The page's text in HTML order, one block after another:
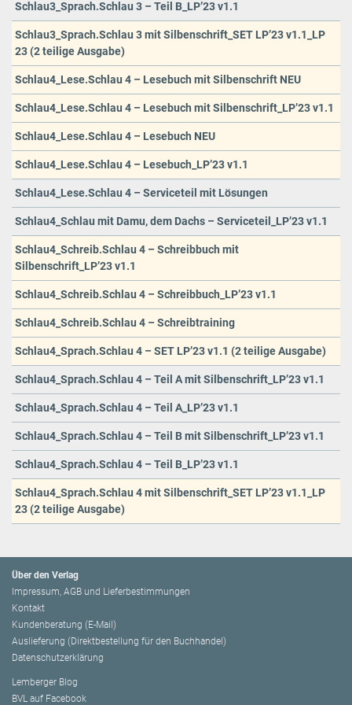
Schlau3_Sprach.Schlau 3 – Teil B_LP’23 v1.1
Schlau3_Sprach.Schlau 3 mit Silbenschrift_SET LP’23 v1.1_LP
23 (2 teilige Ausgabe)
Schlau4_Lese.Schlau 4 – Lesebuch mit Silbenschrift NEU
Schlau4_Lese.Schlau 4 – Lesebuch mit Silbenschrift_LP’23 v1.1
Schlau4_Lese.Schlau 4 – Lesebuch NEU
Schlau4_Lese.Schlau 4 – Lesebuch_LP’23 v1.1
Schlau4_Lese.Schlau 4 – Serviceteil mit Lösungen
Schlau4_Schlau mit Damu, dem Dachs – Serviceteil_LP’23 v1.1
Schlau4_Schreib.Schlau 4 – Schreibbuch mit
Silbenschrift_LP’23 v1.1
Schlau4_Schreib.Schlau 4 – Schreibbuch_LP’23 v1.1
Schlau4_Schreib.Schlau 4 – Schreibtraining
Schlau4_Sprach.Schlau 4 – SET LP’23 v1.1 (2 teilige Ausgabe)
Schlau4_Sprach.Schlau 4 – Teil A mit Silbenschrift_LP’23 v1.1
Schlau4_Sprach.Schlau 4 – Teil A_LP’23 v1.1
Schlau4_Sprach.Schlau 4 – Teil B mit Silbenschrift_LP’23 v1.1
Schlau4_Sprach.Schlau 4 – Teil B_LP’23 v1.1
Schlau4_Sprach.Schlau 4 mit Silbenschrift_SET LP’23 v1.1_LP
23 (2 teilige Ausgabe)
Über den Verlag
Impressum, AGB und Lieferbestimmungen
Kontakt
Kundenberatung (E-Mail)
Auslieferung (Direktbestellung für den Buchhandel)
Datenschutzerklärung
Lemberger Blog
BVL auf Facebook